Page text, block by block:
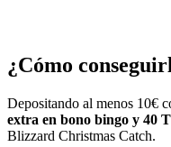
¿Cómo
Depositando al menos 10€
extra en bono bingo y 40
Blizzard Christmas Catch.